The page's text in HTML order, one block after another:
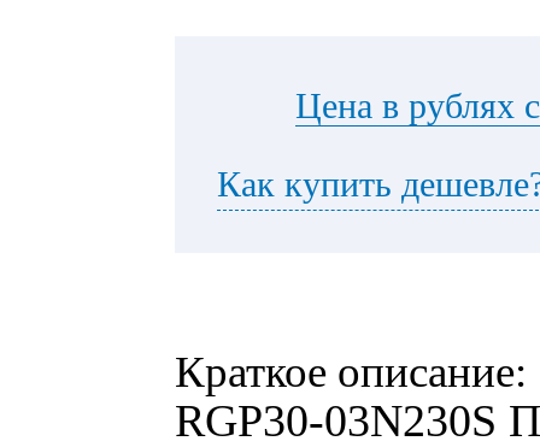
Цена в рублях
Как купить
Краткое описание:
RGP30-03N230S